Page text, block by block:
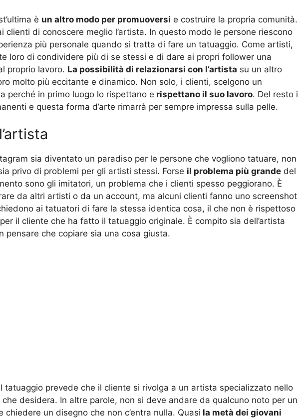
è un altro modo per promuoversi e costruire la propria comunità.
clienti di conoscere meglio l’artista. In questo modo le persone riescono
più personale quando si tratta di fare un tatuaggio. Come artisti,
loro di condividere più di se stessi e di dare ai propri follower una
proprio lavoro. La possibilità di relazionarsi con l’artista su un altro
molto più eccitante e dinamico. Non solo, i clienti, scelgono un
perché in primo luogo lo rispettano e rispettano il suo lavoro. Del resto i
e questa forma d’arte rimarrà per sempre impressa sulla pelle.
sia diventato un paradiso per le persone che vogliono tatuare, non
privo di problemi per gli artisti stessi. Forse il problema più grande del
sono gli imitatori, un problema che i clienti spesso peggiorano. È
da altri artisti o da un account, ma alcuni clienti fanno uno screenshot
ai tatuatori di fare la stessa identica cosa, il che non è rispettoso
il cliente che ha fatto il tatuaggio originale. È compito sia dell’artista
pensare che copiare sia una cosa giusta.
tatuaggio prevede che il cliente si rivolga a un artista specializzato nello
desidera. In altre parole, non si deve andare da qualcuno noto per un
chiedere un disegno che non c’entra nulla. Quasi la metà dei giovani